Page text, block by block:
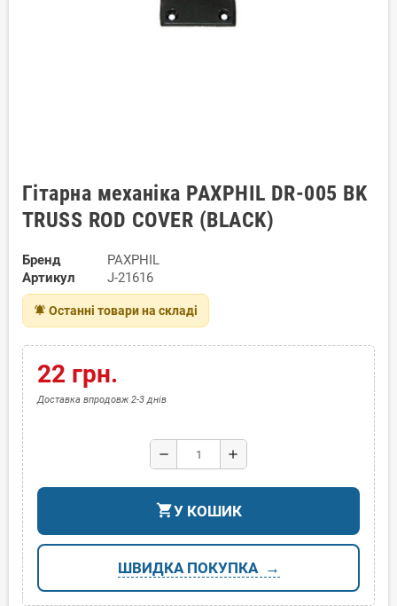
Гітарна механіка PAXPHIL DR-005 BK
TRUSS ROD COVER (BLACK)
Бренд
PAXPHIL
Артикул
J-21616
notifications_active Останні товари на складі
22 грн.
Доставка впродовж 2-3 днів
remove add
shopping_cartУ КОШИК
ШВИДКА ПОКУПКА